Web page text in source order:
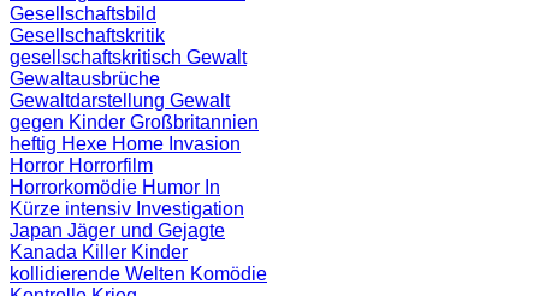
Gesellschaftsbild
Gesellschaftskritik
gesellschaftskritisch Gewalt
Gewaltausbrüche
Gewaltdarstellung Gewalt
gegen Kinder Großbritannien
heftig Hexe Home Invasion
Horror Horrorfilm
Horrorkomödie Humor In
Kürze intensiv Investigation
Japan Jäger und Gejagte
Kanada Killer Kinder
kollidierende Welten Komödie